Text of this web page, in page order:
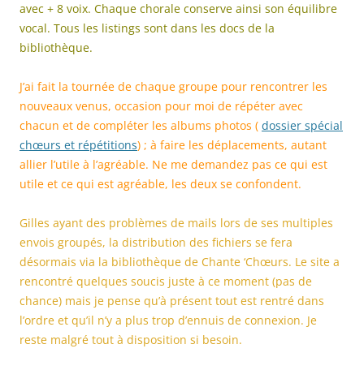
avec + 8 voix. Chaque chorale conserve ainsi son équilibre
vocal. Tous les listings sont dans les docs de la
bibliothèque.
J’ai fait la tournée de chaque groupe pour rencontrer les
nouveaux venus, occasion pour moi de répéter avec
chacun et de compléter les albums photos ( dossier spécial
chœurs et répétitions) ; à faire les déplacements, autant
allier l’utile à l’agréable. Ne me demandez pas ce qui est
utile et ce qui est agréable, les deux se confondent.
Gilles ayant des problèmes de mails lors de ses multiples
envois groupés, la distribution des fichiers se fera
désormais via la bibliothèque de Chante ‘Chœurs. Le site a
rencontré quelques soucis juste à ce moment (pas de
chance) mais je pense qu’à présent tout est rentré dans
l’ordre et qu’il n’y a plus trop d’ennuis de connexion. Je
reste malgré tout à disposition si besoin.